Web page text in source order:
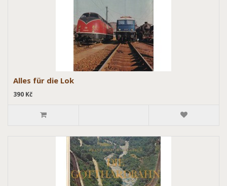
Alles für die Lok
390 Kč